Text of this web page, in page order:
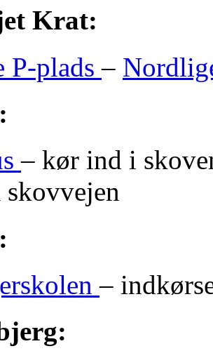
Krat:
P-plads–
– kør ind i
–